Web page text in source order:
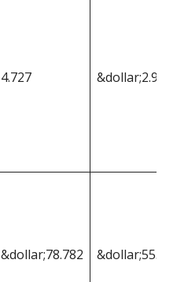
4.727 &dollar;2.997
&dollar;78.782 &dollar;55.197